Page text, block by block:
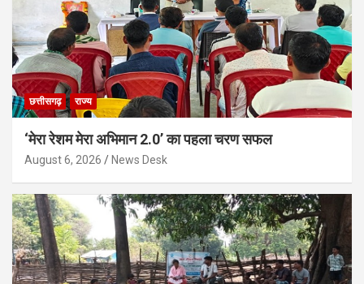
छत्तीसगढ़ राज्य
‘मेरा रेशम मेरा अभिमान 2.0’ का पहला चरण सफल
August 6, 2026 News Desk